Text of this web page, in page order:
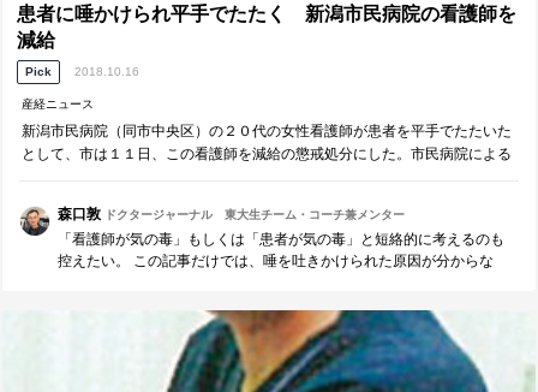
患者に唾かけられ平手でたたく 新潟市民病院の看護師を
減給
Pick 2018.10.16
産経ニュース
新潟市民病院（同市中央区）の２０代の女性看護師が患者を平手でたたいた
として、市は１１日、この看護師を減給の懲戒処分にした。市民病院による
森口敦 ドクタージャーナル 東大生チーム・コーチ兼メンター
「看護師が気の毒」もしくは「患者が気の毒」と短絡的に考えるのも
控えたい。 この記事だけでは、唾を吐きかけられた原因が分からな